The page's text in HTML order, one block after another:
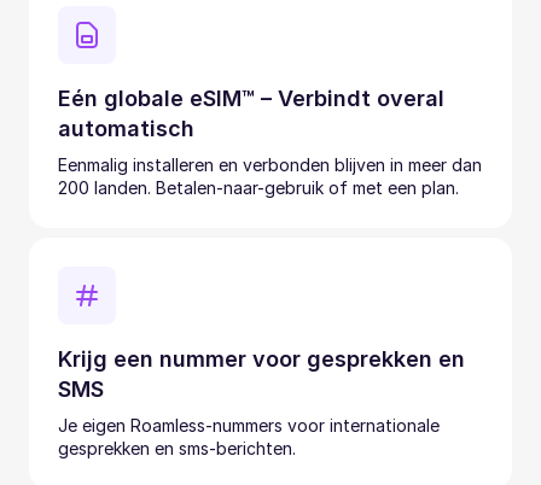
Eén globale eSIM™ – Verbindt overal
automatisch
Eenmalig installeren en verbonden blijven in meer dan
200 landen. Betalen-naar-gebruik of met een plan.
Krijg een nummer voor gesprekken en
SMS
Je eigen Roamless-nummers voor internationale
gesprekken en sms-berichten.